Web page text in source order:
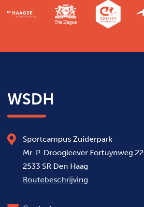
WSDH
Sportcampus Zuiderpark
Mr. P. Droogleever Fortuynweg 22
2533 SR Den Haag
Routebeschrijving